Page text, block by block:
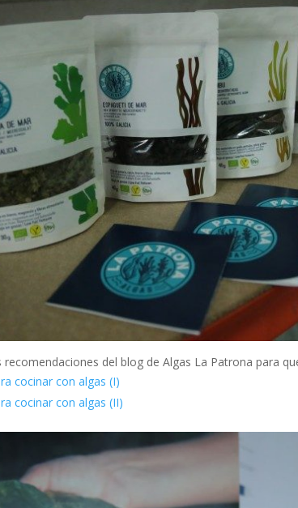
del blog de Algas La Patrona para
cocinar con algas (I)
cocinar con algas (II)